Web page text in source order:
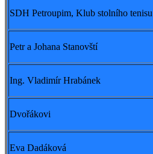
SDH Petroupim, Klub stolního tenisu
Petr a Johana Stanovští
Ing. Vladimír Hrabánek
Dvořákovi
Eva Dadáková